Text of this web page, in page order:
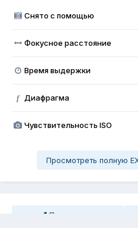
Снято с помощью
Фокусное расстояние
Время выдержки
f Диафрагма
Чувствительность ISO
Просмотреть полную
Поделиться